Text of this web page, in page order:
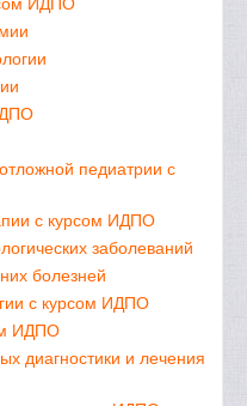
педиатрии с
с курсом ИДПО
стоматологических заболеваний
болезней
с курсом ИДПО
ИДПО
диагностики и лечения